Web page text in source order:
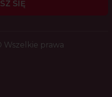
SIĘ
Wszelkie prawa